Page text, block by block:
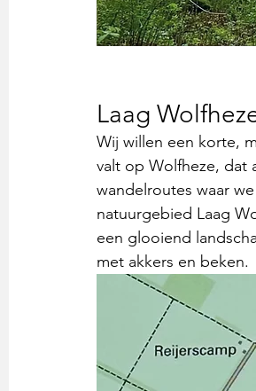
Laag
Wij willen een korte,
valt op Wolfheze, dat
wandelroutes waar
natuurgebied Laag
een glooiend
met akkers en beken.